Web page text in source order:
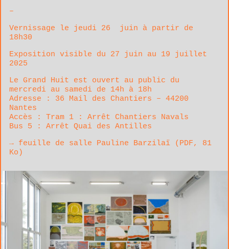
–
Vernissage le jeudi 26 juin à partir de
18h30
Exposition visible du 27 juin au 19 juillet
2025
Le Grand Huit est ouvert au public du
mercredi au samedi de 14h à 18h
Adresse : 36 Mail des Chantiers – 44200
Nantes
Accès : Tram 1 : Arrêt Chantiers Navals
Bus 5 : Arrêt Quai des Antilles
feuille de salle Pauline Barzilaï ( PDF, 81
Ko)